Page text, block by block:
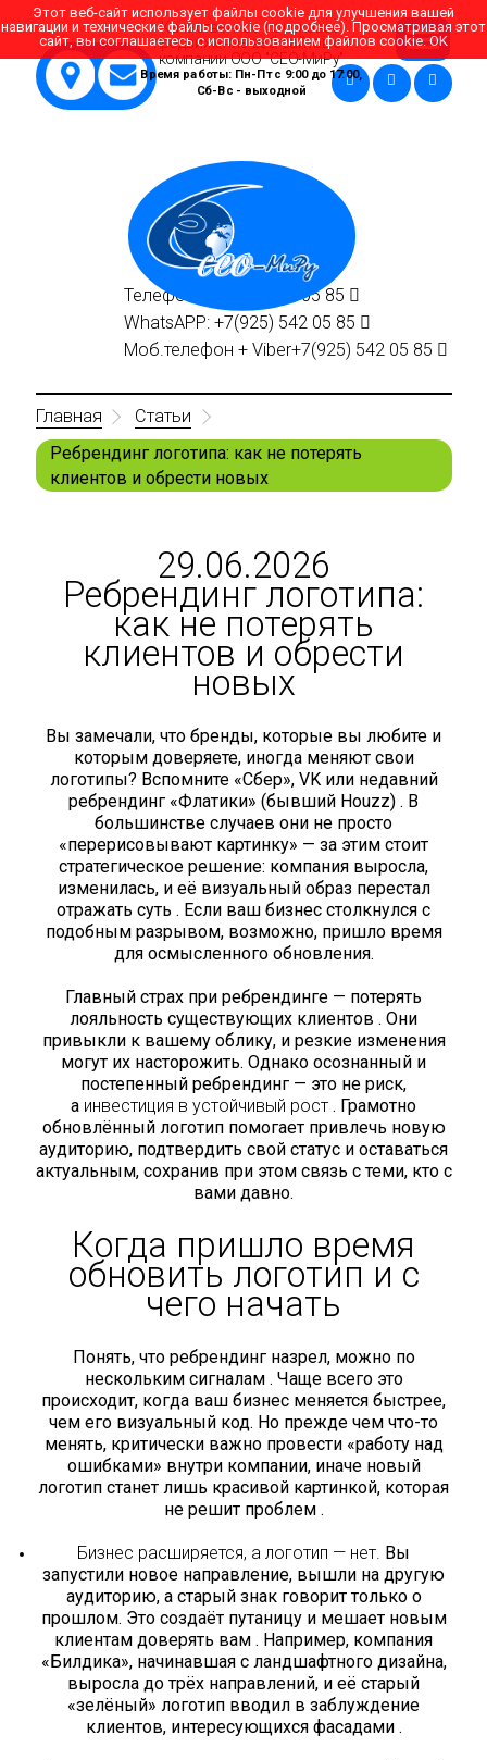
Главная
Статьи
Ребрендинг логотипа: как не потерять
клиентов и обрести новых
29.06.2026
Ребрендинг логотипа:
как не потерять
клиентов и обрести
новых
Вы замечали, что бренды, которые вы любите и
которым доверяете, иногда меняют свои
логотипы? Вспомните «Сбер», VK или недавний
ребрендинг «Флатики» (бывший Houzz) . В
большинстве случаев они не просто
«перерисовывают картинку» — за этим стоит
стратегическое решение: компания выросла,
изменилась, и её визуальный образ перестал
отражать суть . Если ваш бизнес столкнулся с
подобным разрывом, возможно, пришло время
для осмысленного обновления.
Главный страх при ребрендинге — потерять
лояльность существующих клиентов . Они
привыкли к вашему облику, и резкие изменения
могут их насторожить. Однако осознанный и
постепенный ребрендинг — это не риск,
а инвестиция в устойчивый рост . Грамотно
обновлённый логотип помогает привлечь новую
аудиторию, подтвердить свой статус и оставаться
актуальным, сохранив при этом связь с теми, кто с
вами давно.
Когда пришло время
обновить логотип и с
чего начать
Понять, что ребрендинг назрел, можно по
нескольким сигналам . Чаще всего это
происходит, когда ваш бизнес меняется быстрее,
чем его визуальный код. Но прежде чем что-то
менять, критически важно провести «работу над
ошибками» внутри компании, иначе новый
логотип станет лишь красивой картинкой, которая
не решит проблем .
Бизнес расширяется, а логотип — нет. Вы
запустили новое направление, вышли на другую
аудиторию, а старый знак говорит только о
прошлом. Это создаёт путаницу и мешает новым
клиентам доверять вам . Например, компания
«Билдика», начинавшая с ландшафтного дизайна,
выросла до трёх направлений, и её старый
«зелёный» логотип вводил в заблуждение
клиентов, интересующихся фасадами .
Телефон:
542 05 85
WhatsAPP: +7(925) 542 05 85
Моб.телефон + Viber+7(925) 542 05 85
Качественное поисковое
продвижение веб сайтов от
компании ООО "СЕО-МиРу"
Время работы: Пн-Пт с 9:00 до 17:00,
Сб-Вс - выходной
Этот веб-сайт использует файлы cookie для улучшения вашей
навигации и технические файлы cookie (подробнее). Просматривая этот
сайт, вы соглашаетесь с использованием файлов cookie.OK